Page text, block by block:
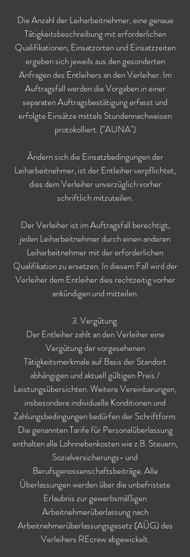
Die Anzahl der Leiharbeitnehmer, eine genaue
Tätigkeitsbeschreibung mit erforderlichen
Qualifikationen, Einsatzorten und Einsatzzeiten
ergeben sich jeweils aus den gesonderten
Anfragen des Entleihers an den Verleiher. Im
Auftragsfall werden die Vorgaben in einer
separaten Auftragsbestätigung erfasst und
erfolgte Einsätze mittels Stundennachweisen
protokolliert. ("AUNA")
Ändern sich die Einsatzbedingungen der
Leiharbeitnehmer, ist der Entleiher verpflichtet,
dies dem Verleiher unverzüglich vorher
schriftlich mitzuteilen.
Der Verleiher ist im Auftragsfall berechtigt,
jeden Leiharbeitnehmer durch einen anderen
Leiharbeitnehmer mit der erforderlichen
Qualifikation zu ersetzen. In diesem Fall wird der
Verleiher dem Entleiher dies rechtzeitig vorher
ankündigen und mitteilen.
3. Vergütung
Der Entleiher zahlt an den Verleiher eine
Vergütung der vorgesehenen
Tätigkeitsmerkmale auf Basis der Standort
abhängigen und aktuell gültigen Preis /
Leistungsübersichten. Weitere Vereinbarungen,
insbesondere individuelle Konditionen und
Zahlungsbedingungen bedürfen der Schriftform.
Die genannten Tarife für Personalüberlassung
enthalten alle Lohnnebenkosten wie z.B. Steuern,
Sozialversicherungs- und
Berufsgenossenschaftsbeiträge. Alle
Überlassungen werden über die unbefristete
Erlaubnis zur gewerbsmäßigen
Arbeitnehmerüberlassung nach
Arbeitnehmerüberlassungsgesetz (AÜG) des
Verleihers REcrew abgewickelt.